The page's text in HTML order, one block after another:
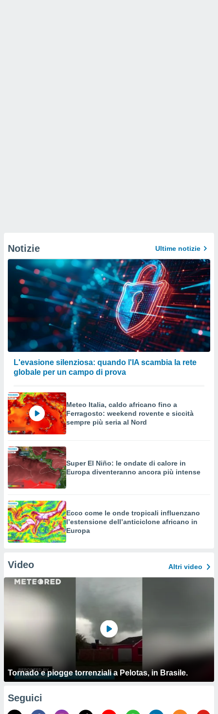
Notizie Ultime notizie
L'evasione silenziosa: quando l'IA scambia la rete
globale per un campo di prova
Meteo Italia, caldo africano fino a
Ferragosto: weekend rovente e siccità
sempre più seria al Nord
Super El Niño: le ondate di calore in
Europa diventeranno ancora più intense
Ecco come le onde tropicali influenzano
l’estensione dell’anticiclone africano in
Europa
Video Altri video
Tornado e piogge torrenziali a Pelotas, in Brasile.
Seguici